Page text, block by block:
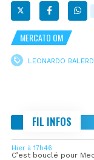
MERCATO OM
LEONARDO
FIL INFOS
Hier à 17h46
C’est bouclé pour